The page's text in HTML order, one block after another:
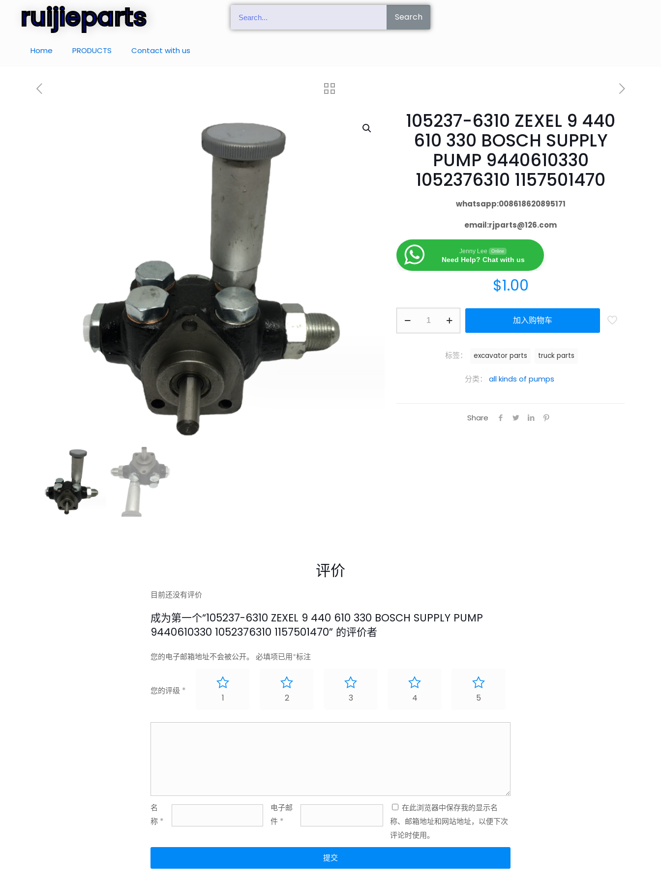
ruijieparts Search
Home PRODUCTS Contact with us
105237-6310 ZEXEL 9 440
610 330 BOSCH SUPPLY
PUMP 9440610330
1052376310 1157501470
whatsapp:008618620895171
email:rjparts@126.com
Jenny Lee Online
Need Help? Chat with us
$1.00
加入购物车
分类： all kinds of pumps
标签： excavator parts truck parts
Share
评价
目前还没有评价
成为第一个“105237-6310 ZEXEL 9 440 610 330 BOSCH SUPPLY PUMP
9440610330 1052376310 1157501470” 的评价者
您的电子邮箱地址不会被公开。 必填项已用*标注
您的评级 *
1 2 3 4 5
名
称 *
电子邮
件 *
在此浏览器中保存我的显示名
称、邮箱地址和网站地址，以便下次
评论时使用。